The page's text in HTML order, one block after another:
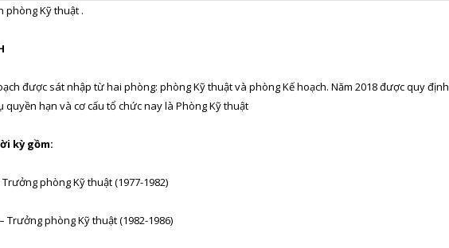
phòng Kỹ thuật .
được sát nhập từ hai phòng: phòng Kỹ thuật và phòng Kế hoạch. Năm 2018 được quy định
quyền hạn và cơ cấu tổ chức nay là Phòng Kỹ thuật
kỳ gồm:
phòng Kỹ thuật (1977-1982)
Trưởng phòng Kỹ thuật (1982-1986)